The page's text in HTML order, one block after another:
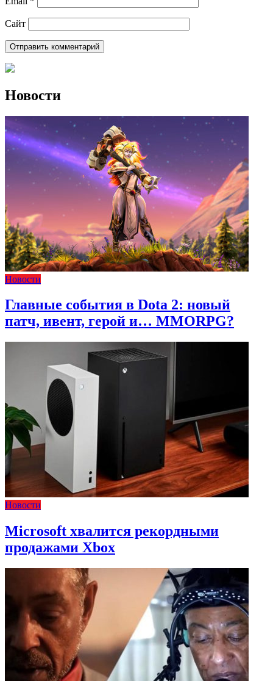
Сайт
Новости
Новости
Главные события в Dota 2: новый
патч, ивент, герой и… MMORPG?
Новости
Microsoft хвалится рекордными
продажами Xbox